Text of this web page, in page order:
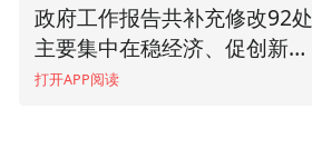
政府工作报告共补充修改92处
主要集中在稳经济、促创新、
惠民生三方面
打开APP阅读
3月11日两会日程：十三届全
国人大五次会议闭幕 李克强
总理出席记者会
打开APP阅读